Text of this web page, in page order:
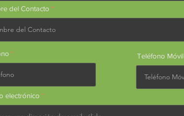
del Contacto
Teléfono Móvil
electrónico